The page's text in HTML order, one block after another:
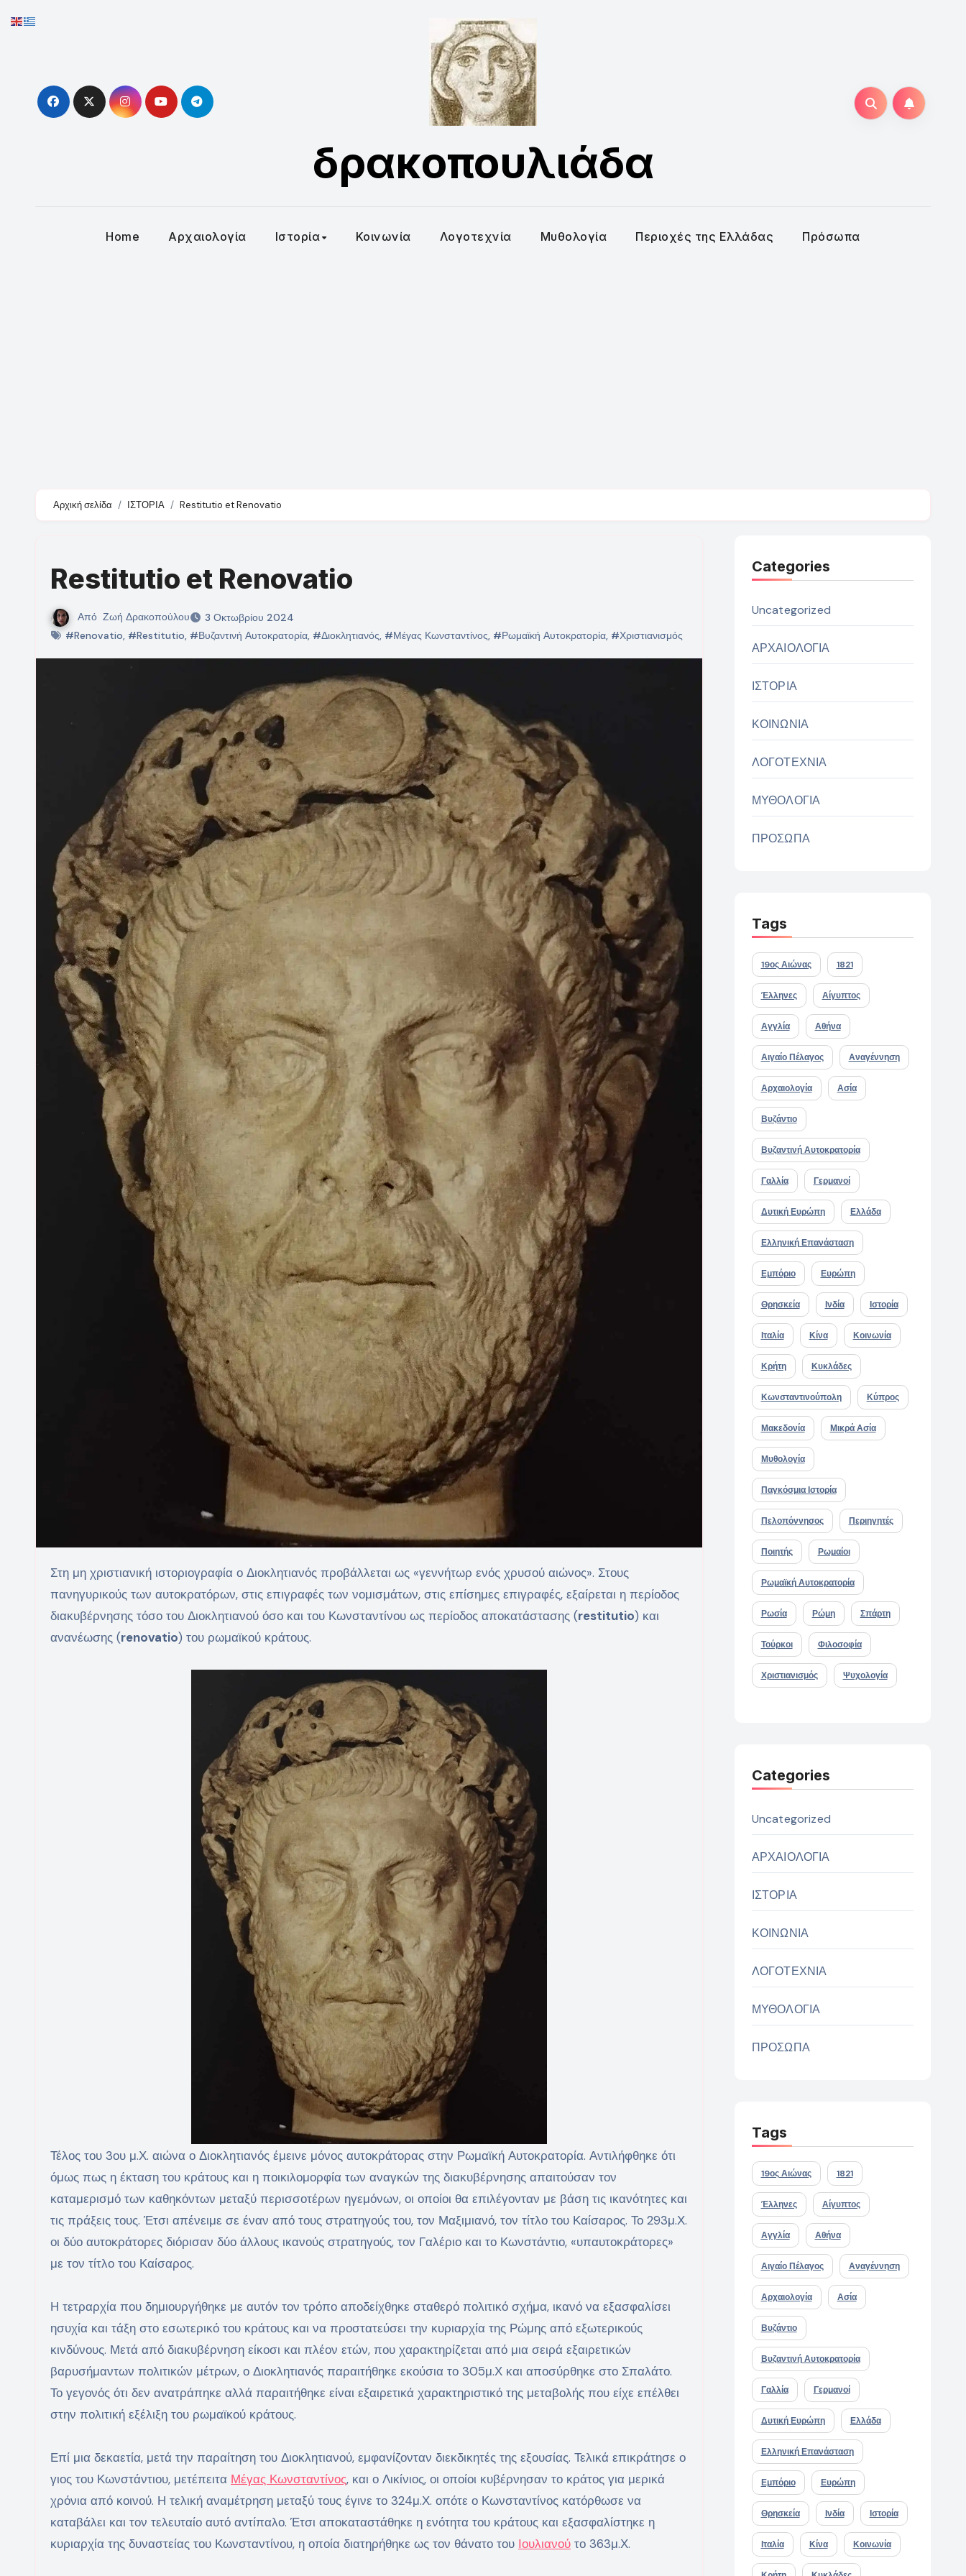
to
δρακοπουλιάδα
Home Αρχαιολογία Ιστορία Κοινωνία Λογοτεχνία Μυθολογία Περιοχές της Ελλάδας Πρόσωπα
Αρχική σελίδα ΙΣΤΟΡΙΑ Restitutio et Renovatio
Restitutio et Renovatio
Από Ζωή Δρακοπούλου
3 Οκτωβρίου 2024
#Renovatio, #Restitutio, #Βυζαντινή Αυτοκρατορία, #Διοκλητιανός, #Μέγας Κωνσταντίνος, #Ρωμαϊκή Αυτοκρατορία, #Χριστιανισμός
Στη μη χριστιανική ιστοριογραφία ο Διοκλητιανός προβάλλεται ως «γεννήτωρ ενός χρυσού αιώνος». Στους
πανηγυρικούς των αυτοκρατόρων, στις επιγραφές των νομισμάτων, στις επίσημες επιγραφές, εξαίρεται η περίοδος
διακυβέρνησης τόσο του Διοκλητιανού όσο και του Κωνσταντίνου ως περίοδος αποκατάστασης (restitutio) και
ανανέωσης (renovatio) του ρωμαϊκού κράτους.
Τέλος του 3ου μ.Χ. αιώνα ο Διοκλητιανός έμεινε μόνος αυτοκράτορας στην Ρωμαϊκή Αυτοκρατορία. Αντιλήφθηκε ότι
όμως πως η έκταση του κράτους και η ποικιλομορφία των αναγκών της διακυβέρνησης απαιτούσαν τον
καταμερισμό των καθηκόντων μεταξύ περισσοτέρων ηγεμόνων, οι οποίοι θα επιλέγονταν με βάση τις ικανότητες και
τις πράξεις τους. Έτσι απένειμε σε έναν από τους στρατηγούς του, τον Μαξιμιανό, τον τίτλο του Καίσαρος. Το 293μ.Χ.
οι δύο αυτοκράτορες διόρισαν δύο άλλους ικανούς στρατηγούς, τον Γαλέριο και το Κωνστάντιο, «υπαυτοκράτορες»
με τον τίτλο του Καίσαρος.
Η τετραρχία που δημιουργήθηκε με αυτόν τον τρόπο αποδείχθηκε σταθερό πολιτικό σχήμα, ικανό να εξασφαλίσει
ησυχία και τάξη στο εσωτερικό του κράτους και να προστατεύσει την κυριαρχία της Ρώμης από εξωτερικούς
κινδύνους. Μετά από διακυβέρνηση είκοσι και πλέον ετών, που χαρακτηρίζεται από μια σειρά εξαιρετικών
βαρυσήμαντων πολιτικών μέτρων, ο Διοκλητιανός παραιτήθηκε εκούσια το 305μ.Χ και αποσύρθηκε στο Σπαλάτο.
Το γεγονός ότι δεν ανατράπηκε αλλά παραιτήθηκε είναι εξαιρετικά χαρακτηριστικό της μεταβολής που είχε επέλθει
στην πολιτική εξέλιξη του ρωμαϊκού κράτους.
Επί μια δεκαετία, μετά την παραίτηση του Διοκλητιανού, εμφανίζονταν διεκδικητές της εξουσίας. Τελικά επικράτησε ο
γιος του Κωνστάντιου, μετέπειτα Μέγας Κωνσταντίνος, και ο Λικίνιος, οι οποίοι κυβέρνησαν το κράτος για μερικά
χρόνια από κοινού. Η τελική αναμέτρηση μεταξύ τους έγινε το 324μ.Χ. οπότε ο Κωνσταντίνος κατόρθωσε να
καταβάλει και τον τελευταίο αυτό αντίπαλο. Έτσι αποκαταστάθηκε η ενότητα του κράτους και εξασφαλίστηκε η
κυριαρχία της δυναστείας του Κωνσταντίνου, η οποία διατηρήθηκε ως τον θάνατο του Ιουλιανού το 363μ.Χ.
Categories
Uncategorized
ΑΡΧΑΙΟΛΟΓΙΑ
ΙΣΤΟΡΙΑ
ΚΟΙΝΩΝΙΑ
ΛΟΓΟΤΕΧΝΙΑ
ΜΥΘΟΛΟΓΙΑ
ΠΡΟΣΩΠΑ
Tags
19ος Αιώνας 1821
Έλληνες Αίγυπτος
Αγγλία Αθήνα
Αιγαίο Πέλαγος Αναγέννηση
Αρχαιολογία Ασία
Βυζάντιο
Βυζαντινή Αυτοκρατορία
Γαλλία Γερμανοί
Δυτική Ευρώπη Ελλάδα
Ελληνική Επανάσταση
Εμπόριο Ευρώπη
Θρησκεία Ινδία Ιστορία
Ιταλία Κίνα Κοινωνία
Κρήτη Κυκλάδες
Κωνσταντινούπολη Κύπρος
Μακεδονία Μικρά Ασία
Μυθολογία
Παγκόσμια Ιστορία
Πελοπόννησος Περιηγητές
Ποιητής Ρωμαίοι
Ρωμαϊκή Αυτοκρατορία
Ρωσία Ρώμη Σπάρτη
Τούρκοι Φιλοσοφία
Χριστιανισμός Ψυχολογία
Categories
Uncategorized
ΑΡΧΑΙΟΛΟΓΙΑ
ΙΣΤΟΡΙΑ
ΚΟΙΝΩΝΙΑ
ΛΟΓΟΤΕΧΝΙΑ
ΜΥΘΟΛΟΓΙΑ
ΠΡΟΣΩΠΑ
Tags
19ος Αιώνας 1821
Έλληνες Αίγυπτος
Αγγλία Αθήνα
Αιγαίο Πέλαγος Αναγέννηση
Αρχαιολογία Ασία
Βυζάντιο
Βυζαντινή Αυτοκρατορία
Γαλλία Γερμανοί
Δυτική Ευρώπη Ελλάδα
Ελληνική Επανάσταση
Εμπόριο Ευρώπη
Θρησκεία Ινδία Ιστορία
Ιταλία Κίνα Κοινωνία